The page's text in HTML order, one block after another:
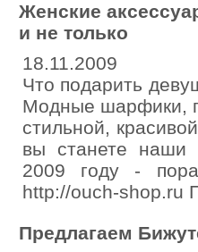
Женские
и не только
18.11.2009
Что подарить
Модные шарфики,
стильной,
вы станете наши
2009 году -
http://ouch-shop.ru
Предлагаем